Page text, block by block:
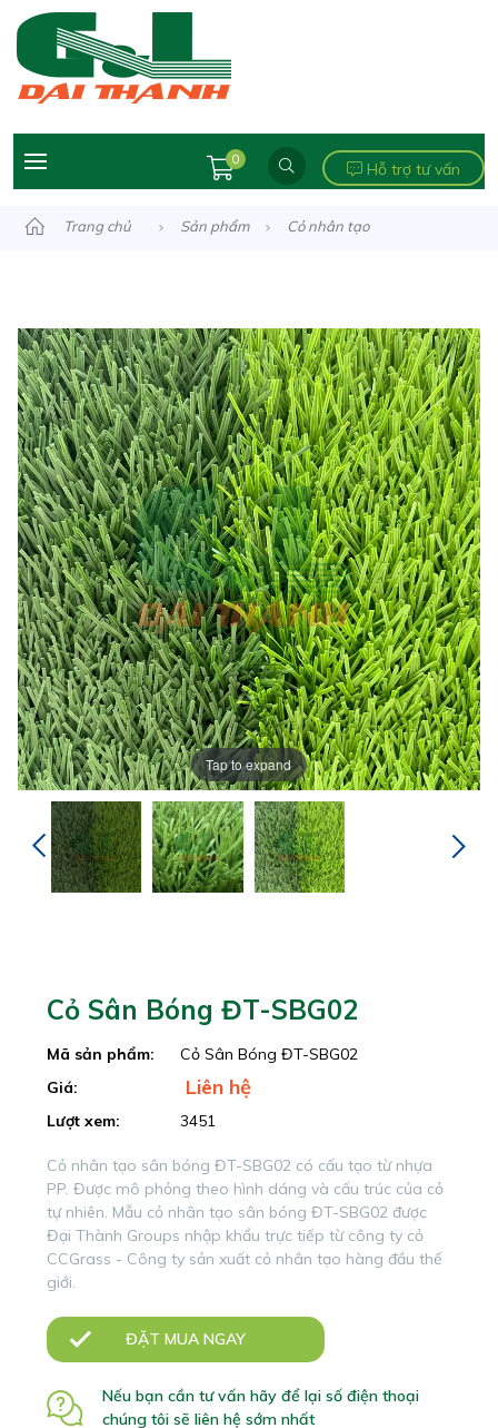
0
Hỗ trợ tư vấn
Trang chủ Sản phẩm Cỏ nhân tạo
Tap to expand
Cỏ Sân Bóng ĐT-SBG02
Mã sản phẩm:
Cỏ Sân Bóng ĐT-SBG02
Giá:
Liên hệ
Lượt xem: 3451
Cỏ nhân tạo sân bóng ĐT-SBG02 có cấu tạo từ nhựa
PP. Được mô phỏng theo hình dáng và cấu trúc của cỏ
tự nhiên. Mẫu cỏ nhân tạo sân bóng ĐT-SBG02 được
Đại Thành Groups nhập khẩu trực tiếp từ công ty cỏ
CCGrass - Công ty sản xuất cỏ nhân tạo hàng đầu thế
giới.
ĐẶT MUA NGAY
Nếu bạn cần tư vấn hãy để lại số điện thoại
chúng tôi sẽ liên hệ sớm nhất